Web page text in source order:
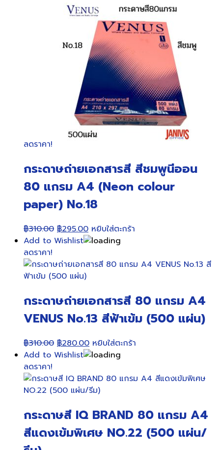
ลดราคา!
กระดาษถ่ายเอกสารสี สีชมพูนีออน
80 แกรม A4 (Neon colour
paper) No.18
฿310.00 Original
price
฿310.00.
฿295.00Current
price
฿295.00.
หยิบใส่ตะกร้า
Add to Wishlist
ลดราคา!
กระดาษถ่ายเอกสารสี 80 แกรม A4
VENUS No.13 สีฟ้าเข้ม (500 แผ่น)
฿310.00 Original
price
฿310.00.
฿280.00Current
price
฿280.00.
หยิบใส่ตะกร้า
Add to Wishlist
ลดราคา!
กระดาษสี IQ BRAND 80 แกรม A4
สีแดงเข้มพิเศษ NO.22 (500 แผ่น/